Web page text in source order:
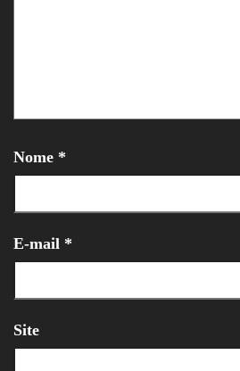
Nome *
E-mail *
Site